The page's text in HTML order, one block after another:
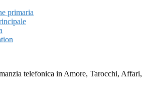
primaria
telefonica in Amore, Tarocchi,